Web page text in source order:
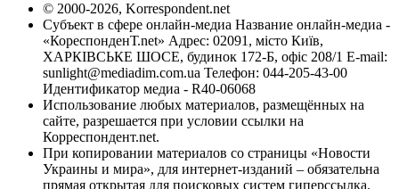
© 2000-2026, Korrespondent.net
Субъект в сфере онлайн-медиа Название онлайн-медиа -
«КореспонденТ.net» Адрес: 02091, місто Київ,
ХАРКІВСЬКЕ ШОСЕ, будинок 172-Б, офіс 208/1 E-mail:
sunlight@mediadim.com.ua Телефон: 044-205-43-00
Идентификатор медиа - R40-06068
Использование любых материалов, размещённых на
сайте, разрешается при условии ссылки на
Корреспондент.net.
При копировании материалов со страницы «Новости
Украины и мира», для интернет-изданий – обязательна
прямая открытая для поисковых систем гиперссылка.